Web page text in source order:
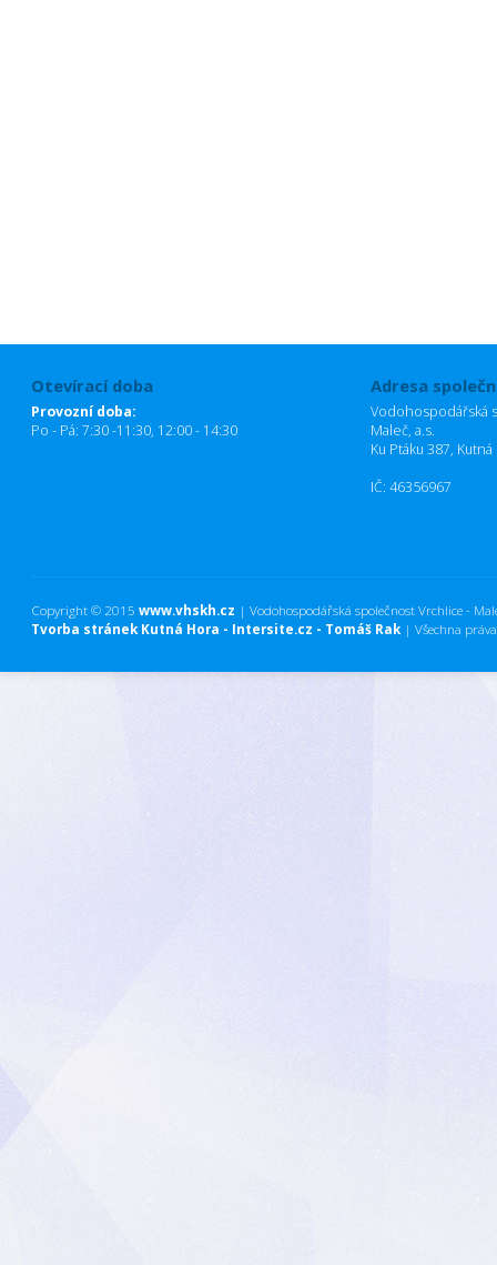
Otevírací doba
Provozní doba:
Po - Pá: 7:30 -11:30, 12:00 - 14:30
Adresa
Vodohospodářská
Maleč, a.s.
Ku Ptáku 387,
IČ: 46356967
Copyright © 2015 www.vhskh.cz | Vodohospodářská společnost Vrchlice -
Tvorba stránek Kutná Hora - Intersite.cz - Tomáš Rak | Všechna